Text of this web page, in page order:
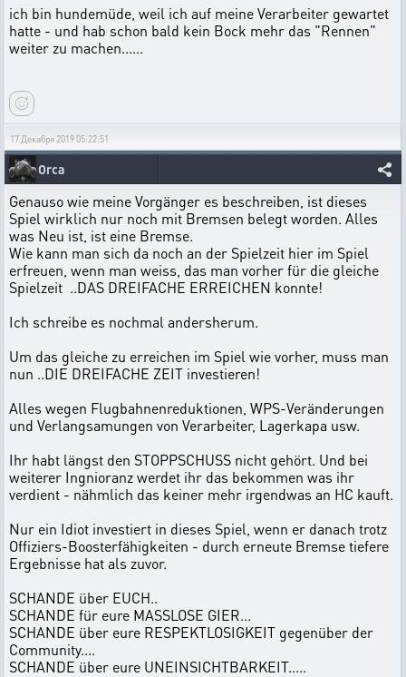
ich bin hundemüde, weil ich auf meine Verarbeiter gewartet
hatte - und hab schon bald kein Bock mehr das "Rennen"
weiter zu machen......
17 Декабря 2019 05:22:51
Orca
Genauso wie meine Vorgänger es beschreiben, ist dieses
Spiel wirklich nur noch mit Bremsen belegt worden. Alles
was Neu ist, ist eine Bremse.
Wie kann man sich da noch an der Spielzeit hier im Spiel
erfreuen, wenn man weiss, das man vorher für die gleiche
Spielzeit ..DAS DREIFACHE ERREICHEN konnte!
Ich schreibe es nochmal andersherum.
Um das gleiche zu erreichen im Spiel wie vorher, muss man
nun ..DIE DREIFACHE ZEIT investieren!
Alles wegen Flugbahnenreduktionen, WPS-Veränderungen
und Verlangsamungen von Verarbeiter, Lagerkapa usw.
Ihr habt längst den STOPPSCHUSS nicht gehört. Und bei
weiterer Ingnioranz werdet ihr das bekommen was ihr
verdient - nähmlich das keiner mehr irgendwas an HC kauft.
Nur ein Idiot investiert in dieses Spiel, wenn er danach trotz
Offiziers-Boosterfähigkeiten - durch erneute Bremse tiefere
Ergebnisse hat als zuvor.
SCHANDE über EUCH..
SCHANDE für eure MASSLOSE GIER...
SCHANDE über eure RESPEKTLOSIGKEIT gegenüber der
Community....
SCHANDE über eure UNEINSICHTBARKEIT.....